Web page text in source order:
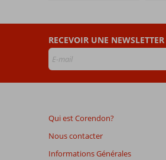
Les
datant
de
48
ne
sont
RECEVOIR UNE
Qui est Corendon?
Nous contacter
Informations Générales